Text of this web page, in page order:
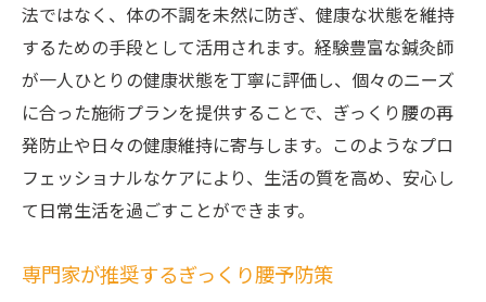
法ではなく、体の不調を未然に防ぎ、健康な状態を維持
するための手段として活用されます。経験豊富な鍼灸師
が一人ひとりの健康状態を丁寧に評価し、個々のニーズ
に合った施術プランを提供することで、ぎっくり腰の再
発防止や日々の健康維持に寄与します。このようなプロ
フェッショナルなケアにより、生活の質を高め、安心し
て日常生活を過ごすことができます。
専門家が推奨するぎっくり腰予防策